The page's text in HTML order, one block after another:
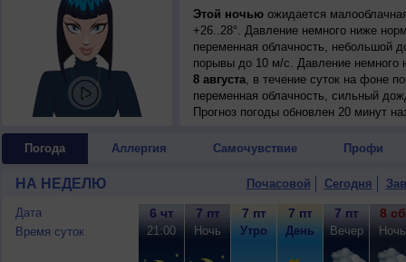
Этой ночьюожидается
+26..28°. Давление немного ниже
переменная облачность, небольшой
порывы до 10 м/с. Давление немного
8 августа, в течение суток на фоне
переменная облачность, сильный
ветер северный, очень сильный,
Прогноз погоды обновлен 20 минут
Погода Аллергия Самочувствие Профи
НА НЕДЕЛЮ Почасовой Сегодня
Дата
Время суток
6 чт
21:00
7 пт
Ночь
7 пт
Утро
7 пт
День
7 пт
Вечер
8 сб
Ночь